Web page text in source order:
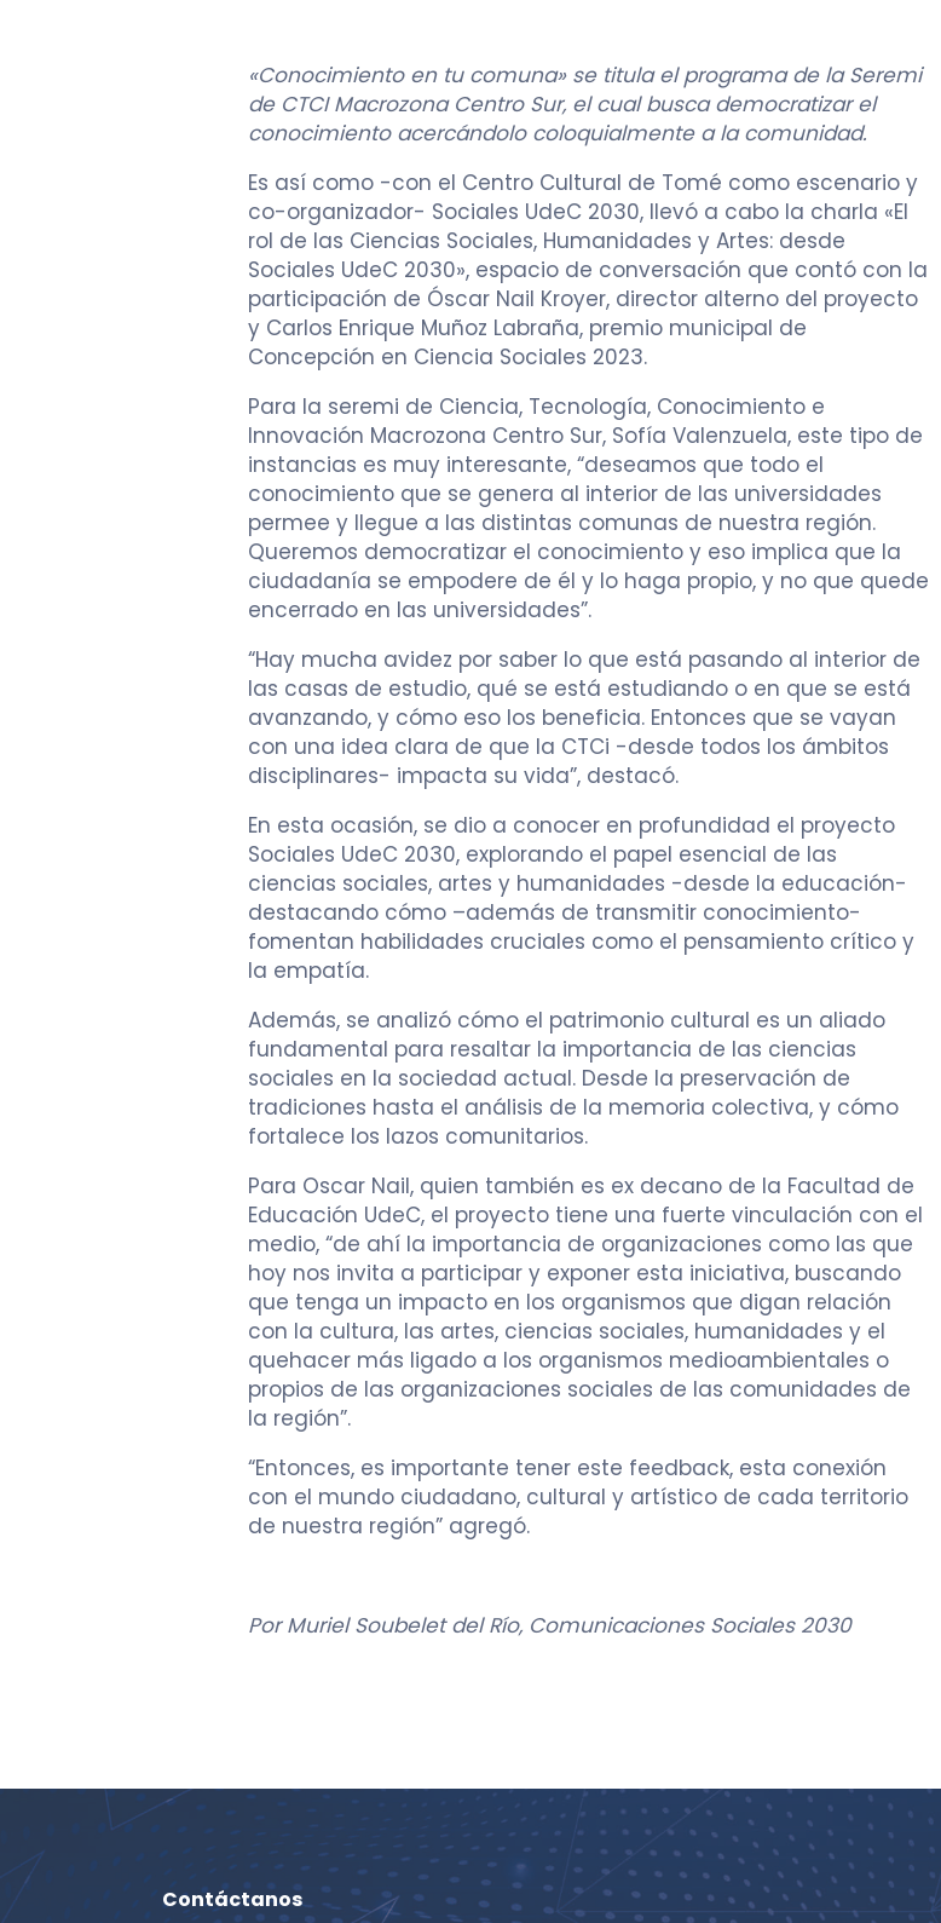
«Conocimiento en tu comuna» se titula el programa de la Seremi
de CTCI Macrozona Centro Sur, el cual busca democratizar el
conocimiento acercándolo coloquialmente a la comunidad.
Es así como -con el Centro Cultural de Tomé como escenario y
co-organizador- Sociales UdeC 2030, llevó a cabo la charla «El
rol de las Ciencias Sociales, Humanidades y Artes: desde
Sociales UdeC 2030», espacio de conversación que contó con la
participación de Óscar Nail Kroyer, director alterno del proyecto
y Carlos Enrique Muñoz Labraña, premio municipal de
Concepción en Ciencia Sociales 2023.
Para la seremi de Ciencia, Tecnología, Conocimiento e
Innovación Macrozona Centro Sur, Sofía Valenzuela, este tipo de
instancias es muy interesante, “deseamos que todo el
conocimiento que se genera al interior de las universidades
permee y llegue a las distintas comunas de nuestra región.
Queremos democratizar el conocimiento y eso implica que la
ciudadanía se empodere de él y lo haga propio, y no que quede
encerrado en las universidades”.
“Hay mucha avidez por saber lo que está pasando al interior de
las casas de estudio, qué se está estudiando o en que se está
avanzando, y cómo eso los beneficia. Entonces que se vayan
con una idea clara de que la CTCi -desde todos los ámbitos
disciplinares- impacta su vida”, destacó.
En esta ocasión, se dio a conocer en profundidad el proyecto
Sociales UdeC 2030, explorando el papel esencial de las
ciencias sociales, artes y humanidades -desde la educación-
destacando cómo –además de transmitir conocimiento-
fomentan habilidades cruciales como el pensamiento crítico y
la empatía.
Además, se analizó cómo el patrimonio cultural es un aliado
fundamental para resaltar la importancia de las ciencias
sociales en la sociedad actual. Desde la preservación de
tradiciones hasta el análisis de la memoria colectiva, y cómo
fortalece los lazos comunitarios.
Para Oscar Nail, quien también es ex decano de la Facultad de
Educación UdeC, el proyecto tiene una fuerte vinculación con el
medio, “de ahí la importancia de organizaciones como las que
hoy nos invita a participar y exponer esta iniciativa, buscando
que tenga un impacto en los organismos que digan relación
con la cultura, las artes, ciencias sociales, humanidades y el
quehacer más ligado a los organismos medioambientales o
propios de las organizaciones sociales de las comunidades de
la región”.
“Entonces, es importante tener este feedback, esta conexión
con el mundo ciudadano, cultural y artístico de cada territorio
de nuestra región” agregó.
Por Muriel Soubelet del Río, Comunicaciones Sociales 2030
Contáctanos